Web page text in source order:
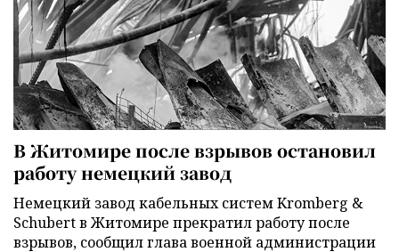
В Житомире после взрывов остановил
работу немецкий завод
Немецкий завод кабельных систем Kromberg &
Schubert в Житомире прекратил работу после
взрывов, сообщил глава военной администрации